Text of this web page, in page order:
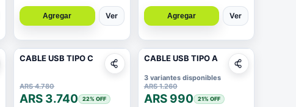
Agregar Ver Agregar Ver
CABLE USB TIPO C
ARS 4.780
ARS 3.740 22% OFF
CABLE USB TIPO A
3 variantes disponibles
ARS 1.260
ARS 990 21% OFF